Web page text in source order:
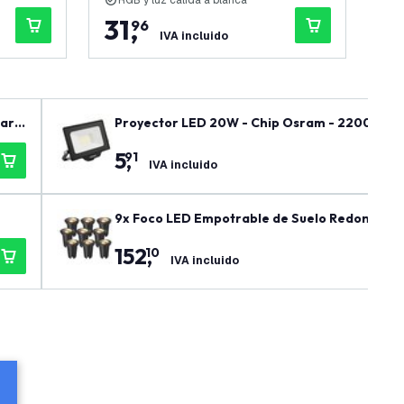
31,
96
IVA incluido
Proyector LED 20W - Chip Osram - 2200
5,
91 IVA incluido
9x Foco LED Empotrable de Suelo Redondo
152,
10 IVA incluido